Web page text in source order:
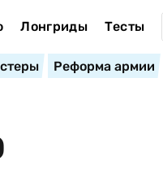
Лонгриды Тесты
Реформа армии